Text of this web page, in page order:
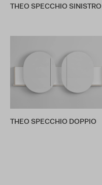
THEO SPECCHIO SINISTRO
THEO SPECCHIO DOPPIO